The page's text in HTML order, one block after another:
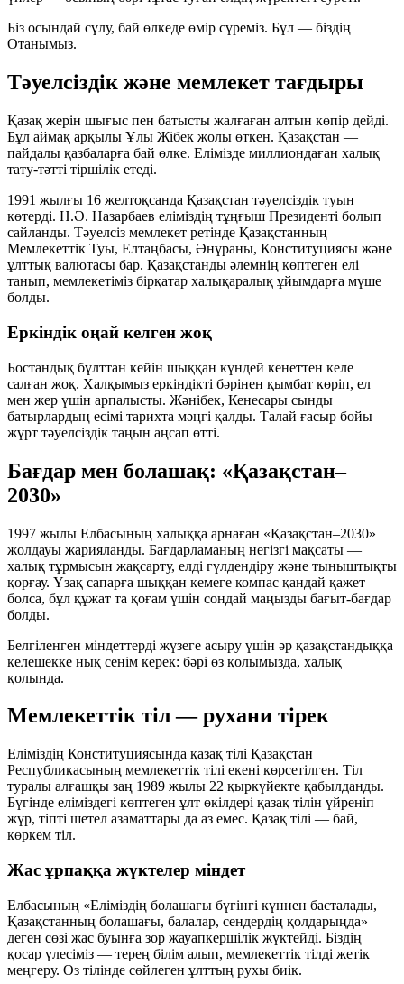
Біз осындай сұлу, бай өлкеде өмір сүреміз. Бұл — біздің
Отанымыз.
Тәуелсіздік және мемлекет тағдыры
Қазақ жерін шығыс пен батысты жалғаған алтын көпір дейді.
Бұл аймақ арқылы Ұлы Жібек жолы өткен. Қазақстан —
пайдалы қазбаларға бай өлке. Елімізде миллиондаған халық
тату-тәтті тіршілік етеді.
1991 жылғы 16 желтоқсанда Қазақстан тәуелсіздік туын
көтерді. Н.Ә. Назарбаев еліміздің тұңғыш Президенті болып
сайланды. Тәуелсіз мемлекет ретінде Қазақстанның
Мемлекеттік Туы, Елтаңбасы, Әнұраны, Конституциясы және
ұлттық валютасы бар. Қазақстанды әлемнің көптеген елі
танып, мемлекетіміз бірқатар халықаралық ұйымдарға мүше
болды.
Еркіндік оңай келген жоқ
Бостандық бұлттан кейін шыққан күндей кенеттен келе
салған жоқ. Халқымыз еркіндікті бәрінен қымбат көріп, ел
мен жер үшін арпалысты. Жәнібек, Кенесары сынды
батырлардың есімі тарихта мәңгі қалды. Талай ғасыр бойы
жұрт тәуелсіздік таңын аңсап өтті.
Бағдар мен болашақ: «Қазақстан–
2030»
1997 жылы Елбасының халыққа арнаған «Қазақстан–2030»
жолдауы жарияланды. Бағдарламаның негізгі мақсаты —
халық тұрмысын жақсарту, елді гүлдендіру және тыныштықты
қорғау. Ұзақ сапарға шыққан кемеге компас қандай қажет
болса, бұл құжат та қоғам үшін сондай маңызды бағыт-бағдар
болды.
Белгіленген міндеттерді жүзеге асыру үшін әр қазақстандыққа
келешекке нық сенім керек: бәрі өз қолымызда, халық
қолында.
Мемлекеттік тіл — рухани тірек
Еліміздің Конституциясында қазақ тілі Қазақстан
Республикасының мемлекеттік тілі екені көрсетілген. Тіл
туралы алғашқы заң 1989 жылы 22 қыркүйекте қабылданды.
Бүгінде еліміздегі көптеген ұлт өкілдері қазақ тілін үйреніп
жүр, тіпті шетел азаматтары да аз емес. Қазақ тілі — бай,
көркем тіл.
Жас ұрпаққа жүктелер міндет
Елбасының «Еліміздің болашағы бүгінгі күннен басталады,
Қазақстанның болашағы, балалар, сендердің қолдарыңда»
деген сөзі жас буынға зор жауапкершілік жүктейді. Біздің
қосар үлесіміз — терең білім алып, мемлекеттік тілді жетік
меңгеру. Өз тілінде сөйлеген ұлттың рухы биік.